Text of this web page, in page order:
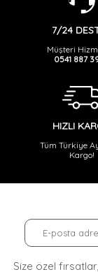
7/24
Müşteri
0541 887
HIZLI
Tüm Türkiye
Kargo!
Size özel